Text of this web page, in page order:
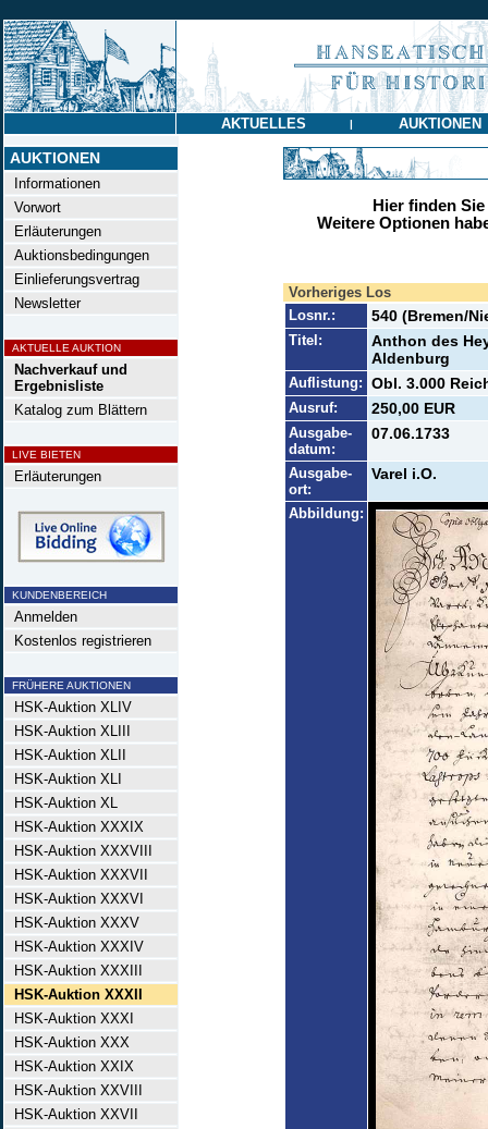
AKTUELLES | AUKTIONEN
AUKTIONEN
Informationen
Vorwort
Erläuterungen
Auktionsbedingungen
Einlieferungsvertrag
Newsletter
AKTUELLE AUKTION
Nachverkauf und
Ergebnisliste
Katalog zum Blättern
LIVE BIETEN
Erläuterungen
KUNDENBEREICH
Anmelden
Kostenlos registrieren
FRÜHERE AUKTIONEN
HSK-Auktion XLIV
HSK-Auktion XLIII
HSK-Auktion XLII
HSK-Auktion XLI
HSK-Auktion XL
HSK-Auktion XXXIX
HSK-Auktion XXXVIII
HSK-Auktion XXXVII
HSK-Auktion XXXVI
HSK-Auktion XXXV
HSK-Auktion XXXIV
HSK-Auktion XXXIII
HSK-Auktion XXXII
HSK-Auktion XXXI
HSK-Auktion XXX
HSK-Auktion XXIX
HSK-Auktion XXVIII
HSK-Auktion XXVII
Hier finden
Weitere Optionen
Vorheriges Los
Losnr.:
540 (Bremen/
Titel:
Anthon des
Aldenburg
Auflistung: Obl. 3.000
Ausruf: 250,00 EUR
Ausgabe-
datum:
07.06.1733
Ausgabe-
ort:
Varel i.O.
Abbildung: